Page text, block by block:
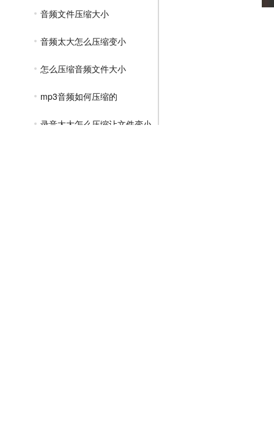
音频文件压缩大小
音频太大怎么压缩变小
怎么压缩音频文件大小
mp3音频如何压缩的
录音太大怎么压缩让文件变小